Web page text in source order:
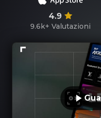
4.9
9.6k+ Valutazioni